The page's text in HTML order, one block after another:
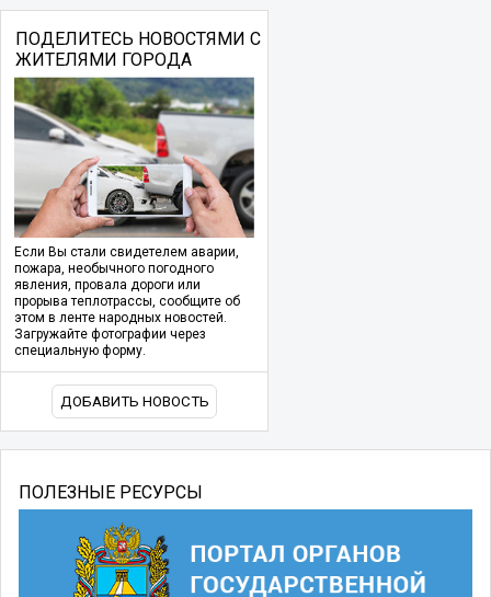
ПОДЕЛИТЕСЬ НОВОСТЯМИ С
ЖИТЕЛЯМИ ГОРОДА
Если Вы стали свидетелем аварии,
пожара, необычного погодного
явления, провала дороги или
прорыва теплотрассы, сообщите об
этом в ленте народных новостей.
Загружайте фотографии через
специальную форму.
ДОБАВИТЬ НОВОСТЬ
ПОЛЕЗНЫЕ РЕСУРСЫ